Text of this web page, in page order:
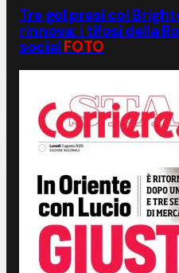
Tre gol presi col
rinnova: i tifosi della
social FOTO